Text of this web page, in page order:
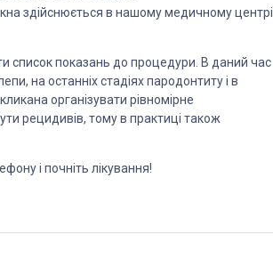
здійснюється в нашому медичному центрі
список показань до процедури. В даний час
на останніх стадіях пародонтиту і в
організувати рівномірне
рецидивів, тому в практиці також
і почніть лікування!